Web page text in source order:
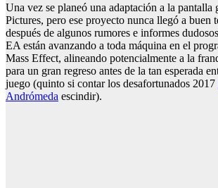
Una vez se planeó una adaptación a la pantalla
Pictures, pero ese proyecto nunca llegó a buen
después de algunos rumores e informes
EA están avanzando a toda máquina en el
Mass Effect, alineando potencialmente a la
para un gran regreso antes de la tan esperada
juego (quinto si contar los desafortunados 2017
Andrómeda escindir).